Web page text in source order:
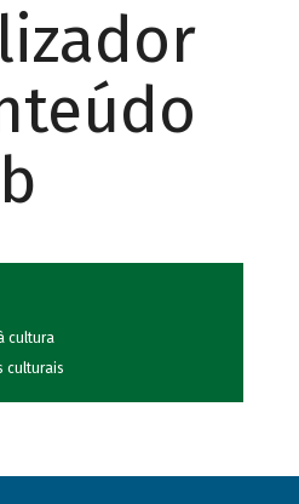
cultura
culturais